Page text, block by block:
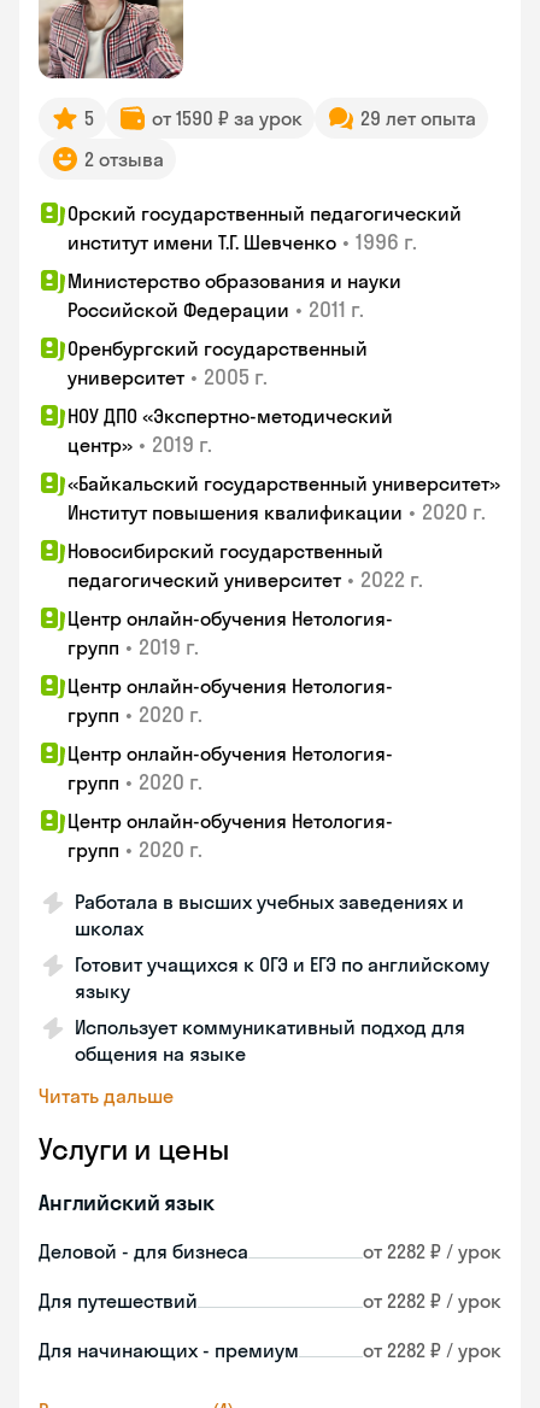
5 от 1590 ₽ за урок
29 лет опыта
2 отзыва
Орский государственный педагогический
институт имени Т.Г. Шевченко • 1996 г.
Министерство образования и науки
Российской Федерации • 2011 г.
Оренбургский государственный
университет • 2005 г.
НОУ ДПО «Экспертно-методический
центр» • 2019 г.
«Байкальский государственный университет»
Институт повышения квалификации • 2020 г.
Новосибирский государственный
педагогический университет • 2022 г.
Центр онлайн-обучения Нетология-
групп • 2019 г.
Центр онлайн-обучения Нетология-
групп • 2020 г.
Центр онлайн-обучения Нетология-
групп • 2020 г.
Центр онлайн-обучения Нетология-
групп • 2020 г.
Работала в высших учебных заведениях и
школах
Готовит учащихся к ОГЭ и ЕГЭ по английскому
языку
Использует коммуникативный подход для
общения на языке
Читать дальше
Услуги и цены
Английский язык
Деловой - для бизнеса от 2282 ₽ / урок
Для путешествий от 2282 ₽ / урок
Для начинающих - премиум от 2282 ₽ / урок